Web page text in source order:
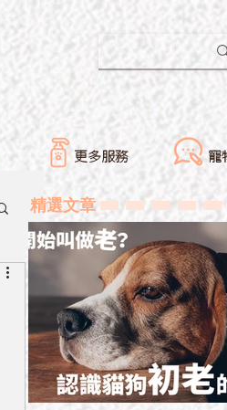
更多服務 寵
精選文章